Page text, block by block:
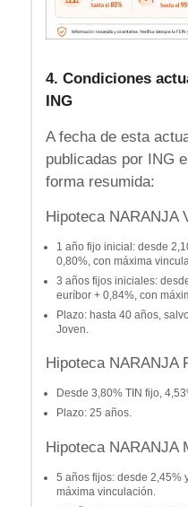
4. Condiciones
ING
A fecha de esta
publicadas por ING
forma resumida:
Hipoteca NARANJA
1 año fijo inicial: desde
0,80%, con máxima
3 años fijos iniciales:
euríbor + 0,84%, con
Plazo: hasta 40 años,
Joven.
Hipoteca NARANJA
Desde 3,80% TIN fijo,
Plazo: 25 años.
Hipoteca NARANJA
5 años fijos: desde 2,45%
máxima vinculación.